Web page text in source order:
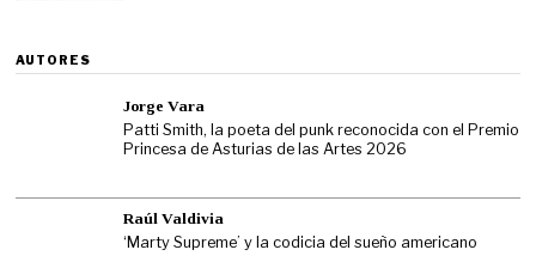
AUTORES
Jorge Vara
Patti Smith, la poeta del punk reconocida con el Premio
Princesa de Asturias de las Artes 2026
Raúl Valdivia
‘Marty Supreme’ y la codicia del sueño americano